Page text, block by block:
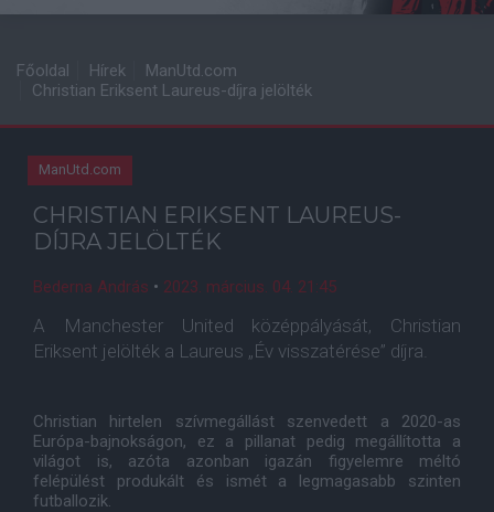
Főoldal Hírek
ManUtd.com
Christian Eriksent Laureus-díjra jelölték
ManUtd.com
CHRISTIAN ERIKSENT LAUREUS-
DÍJRA JELÖLTÉK
Bederna András • 2023. március. 04. 21:45
A Manchester United középpályását, Christian
Eriksent jelölték a Laureus „Év visszatérése” díjra.
Christian hirtelen szívmegállást szenvedett a 2020-as
Európa-bajnokságon, ez a pillanat pedig megállította a
világot is, azóta azonban igazán figyelemre méltó
felépülést produkált és ismét a legmagasabb szinten
futballozik.